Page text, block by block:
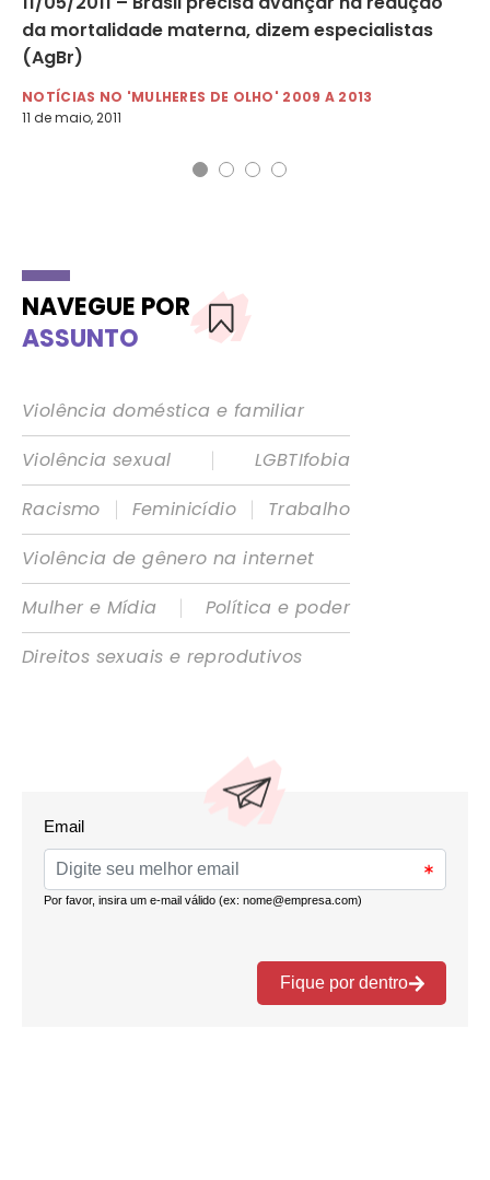
da mortalidade materna, dizem especialistas
(AgBr)
NOTÍCIAS NO 'MULHERES DE OLHO' 2009 A 2013
11 de maio, 2011
NAVEGUE POR
ASSUNTO
Violência doméstica e familiar
Violência sexual
|
LGBTIfobia
Racismo
| Feminicídio |
Trabalho
Violência de gênero na internet
Mulher e Mídia
|
Política e poder
Direitos sexuais e reprodutivos